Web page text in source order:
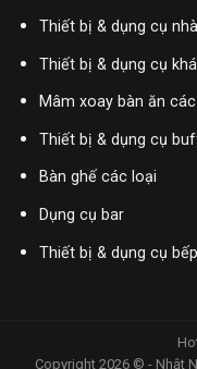
Thiết bị & dụng cụ
Thiết bị & dụng cụ
Mâm xoay bàn ăn
Thiết bị & dụng cụ
Bàn ghế các loại
Dụng cụ bar
Thiết bị & dụng cụ bếp
Copyright 2026 © - Nhật